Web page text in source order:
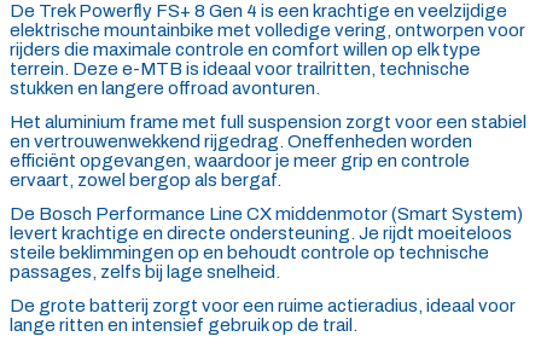
De Trek Powerfly FS+ 8 Gen 4 is een krachtige en veelzijdige
elektrische mountainbike met volledige vering, ontworpen voor
rijders die maximale controle en comfort willen op elk type
terrein. Deze e-MTB is ideaal voor trailritten, technische
stukken en langere offroad avonturen.
Het aluminium frame met full suspension zorgt voor een stabiel
en vertrouwenwekkend rijgedrag. Oneffenheden worden
efficiënt opgevangen, waardoor je meer grip en controle
ervaart, zowel bergop als bergaf.
De Bosch Performance Line CX middenmotor (Smart System)
levert krachtige en directe ondersteuning. Je rijdt moeiteloos
steile beklimmingen op en behoudt controle op technische
passages, zelfs bij lage snelheid.
De grote batterij zorgt voor een ruime actieradius, ideaal voor
lange ritten en intensief gebruik op de trail.